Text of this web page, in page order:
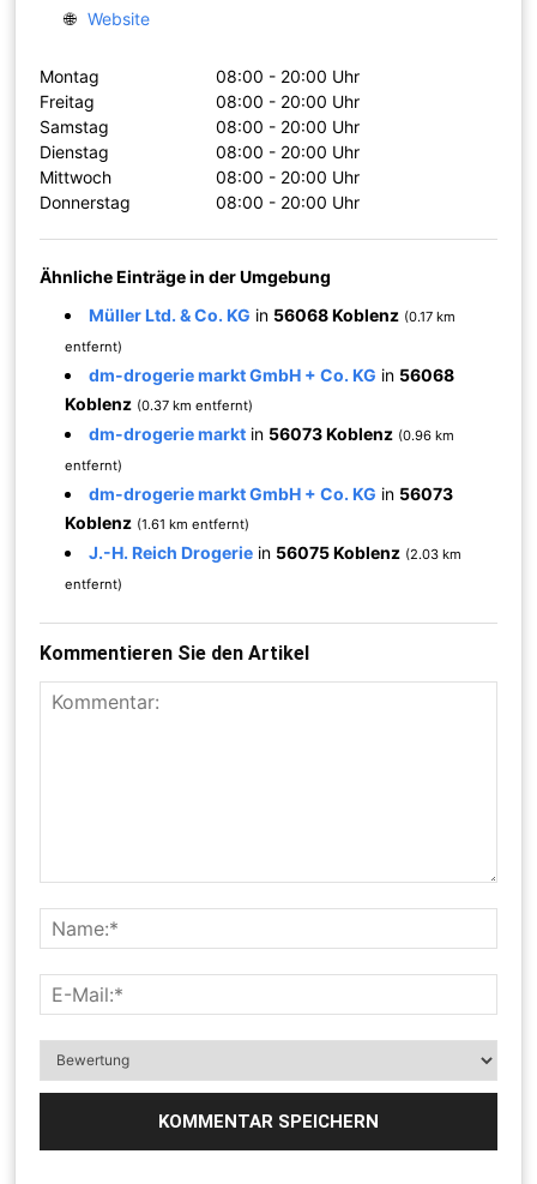
🌐 Website
Montag
08:00 - 20:00 Uhr
Freitag
08:00 - 20:00 Uhr
Samstag
08:00 - 20:00 Uhr
Dienstag
08:00 - 20:00 Uhr
Mittwoch
08:00 - 20:00 Uhr
Donnerstag
08:00 - 20:00 Uhr
Ähnliche Einträge in der Umgebung
Müller Ltd. & Co. KG in 56068 Koblenz (0.17 km
entfernt)
dm-drogerie markt GmbH + Co. KG in 56068
Koblenz (0.37 km entfernt)
dm-drogerie markt in 56073 Koblenz (0.96 km
entfernt)
dm-drogerie markt GmbH + Co. KG in 56073
Koblenz (1.61 km entfernt)
J.-H. Reich Drogerie in 56075 Koblenz (2.03 km
entfernt)
Kommentieren Sie den Artikel